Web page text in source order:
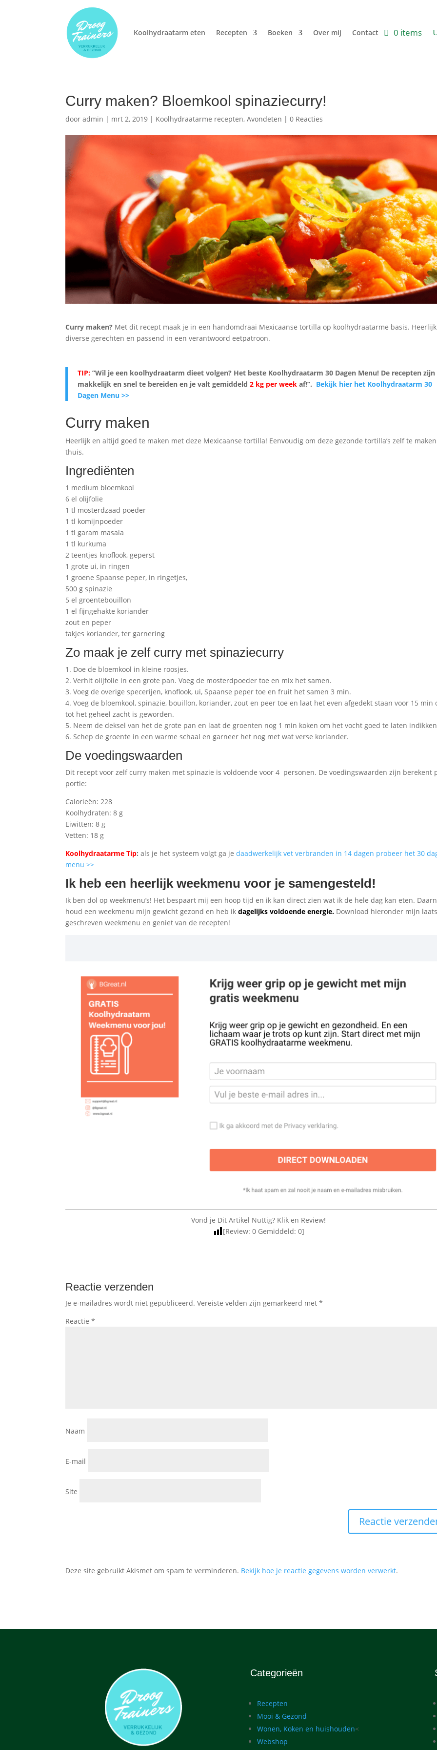
Koolhydraatarm eten Recepten Boeken Over mij Contact 0 items
Curry maken? Bloemkool spinaziecurry!
dooradmin | mrt 2, 2019 | Koolhydraatarme recepten,Avondeten |0 Reacties
Curry maken? Met dit recept maak je in een handomdraai Mexicaanse tortilla op koolhydraatarme basis.
diverse gerechten en passend in een verantwoord eetpatroon.
TIP: ”Wil je een koolhydraatarm dieet volgen? Het beste Koolhydraatarm 30 Dagen Menu! De recepten zijn
makkelijk en snel te bereiden en je valt gemiddeld2 kg per week af!”. Bekijk hier het Koolhydraatarm 30
Dagen Menu >>
Curry maken
Heerlijk en altijd goed te maken met deze Mexicaanse tortilla! Eenvoudig om deze gezonde tortilla’s zelf te maken
thuis.
Ingrediënten
1 medium bloemkool
6 el olijfolie
1 tl mosterdzaad poeder
1 tl komijnpoeder
1 tl garam masala
1 tl kurkuma
2 teentjes knoflook, geperst
1 grote ui, in ringen
1 groene Spaanse peper, in ringetjes,
500 g spinazie
5 el groentebouillon
1 el fijngehakte koriander
zout en peper
takjes koriander, ter garnering
Zo maak je zelf curry met spinaziecurry
1. Doe de bloemkool in kleine roosjes.
2. Verhit olijfolie in een grote pan. Voeg de mosterdpoeder toe en mix het samen.
3. Voeg de overige specerijen, knoflook, ui, Spaanse peper toe en fruit het samen 3 min.
4. Voeg de bloemkool, spinazie, bouillon, koriander, zout en peer toe en laat het even afgedekt staan voor 15 min
tot het geheel zacht is geworden.
5. Neem de deksel van het de grote pan en laat de groenten nog 1 min koken om het vocht goed te laten
6. Schep de groente in een warme schaal en garneer het nog met wat verse koriander.
De voedingswaarden
Dit recept voor zelf curry maken met spinazie is voldoende voor 4 personen. De voedingswaarden zijn berekent
portie:
Calorieën: 228
Koolhydraten: 8 g
Eiwitten: 8 g
Vetten: 18 g
Koolhydraatarme Tip: als je het systeem volgt ga jedaadwerkelijk vet verbranden in 14 dagen probeer het 30
menu >>
Ik heb een heerlijk weekmenu voor je samengesteld!
Ik ben dol op weekmenu’s! Het bespaart mij een hoop tijd en ik kan direct zien wat ik de hele dag kan eten.
houd een weekmenu mijn gewicht gezond en heb ik dagelijks voldoende energie. Download hieronder mijn
geschreven weekmenu en geniet van de recepten!
Vond je Dit Artikel Nuttig? Klik en Review!
[Review: 0Gemiddeld: 0]
Reactie verzenden
Je e-mailadres wordt niet gepubliceerd. Vereiste velden zijn gemarkeerd met*
Reactie*
Naam
E-mail
Site
Deze site gebruikt Akismet om spam te verminderen. Bekijk hoe je reactie gegevens worden verwerkt.
Categorieën
Recepten
Mooi & Gezond
Wonen, Koken en huishouden<
Webshop